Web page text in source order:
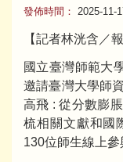
發佈時間：
2025-11-
【記者林洸含／報
國立臺灣師範大
邀請臺灣大學師
高飛 : 從分數膨
梳相關文獻和國
130位師生線上參